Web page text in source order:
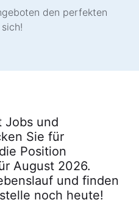
den perfekten
Jobs und
Sie für
Position
August 2026.
und finden
noch heute!